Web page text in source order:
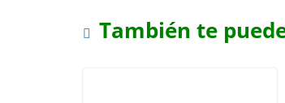
También te